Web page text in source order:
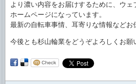
より濃い内容をお届けするために、ウ
ホームページになっています。
最新の自転車事情、耳寄りな情報などお
今後とも杉山輪業をどうぞよろしくお願